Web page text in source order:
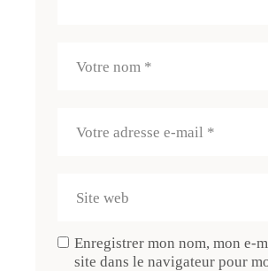
Enregistrer mon nom, mon e-
site dans le navigateur pour